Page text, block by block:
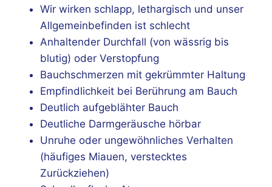
Wir wirken schlapp, lethargisch und unser
Allgemeinbefinden ist schlecht
Anhaltender Durchfall (von wässrig bis
blutig) oder Verstopfung
Bauchschmerzen mit gekrümmter Haltung
Empfindlichkeit bei Berührung am Bauch
Deutlich aufgeblähter Bauch
Deutliche Darmgeräusche hörbar
Unruhe oder ungewöhnliches Verhalten
(häufiges Miauen, verstecktes
Zurückziehen)